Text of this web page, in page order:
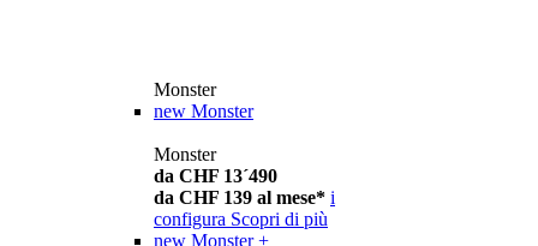
Monster
new Monster
Monster
da CHF 13´490
da CHF 139 al mese* i
configura Scopri di più
new Monster +